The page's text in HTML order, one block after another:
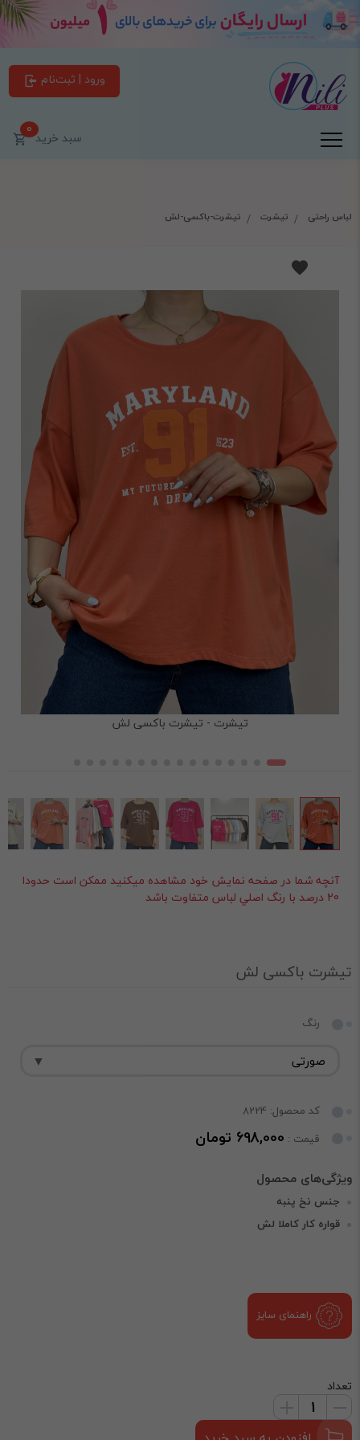
ورود | ثبت‌نام
سبد خرید0
لباس راحتی تیشرت تیشرت-باکسی-لش
تیشرت - تیشرت باکسی لش
آنچه شما در صفحه نمايش خود مشاهده ميکنيد ممکن است حدودا
20 درصد با رنگ اصلي لباس متفاوت باشد
تیشرت باکسی لش
رنگ
کد محصول: 8224
قیمت : 698,000 تومان
جنس نخ پنبه
قواره کار کاملا لش
راهنمای سایز
تعداد